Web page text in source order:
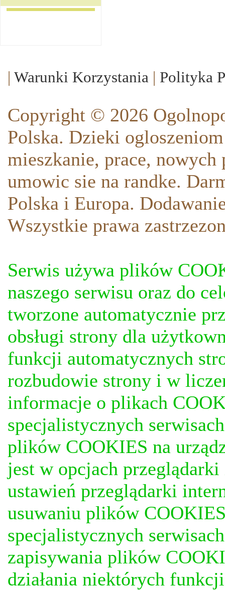
| Warunki Korzystania | Polityka
Copyright © 2026
Polska. Dzieki
mieszkanie, prace,
umowic sie na randke.
Polska i Europa.
Wszystkie prawa
Serwis używa plików
naszego serwisu oraz do
tworzone automatycznie
obsługi strony dla
funkcji automatycznych
rozbudowie strony i w
informacje o plikach
specjalistycznych
plików COOKIES na
jest w opcjach
ustawień przeglądarki
usuwaniu plików
specjalistycznych
zapisywania plików
działania niektórych